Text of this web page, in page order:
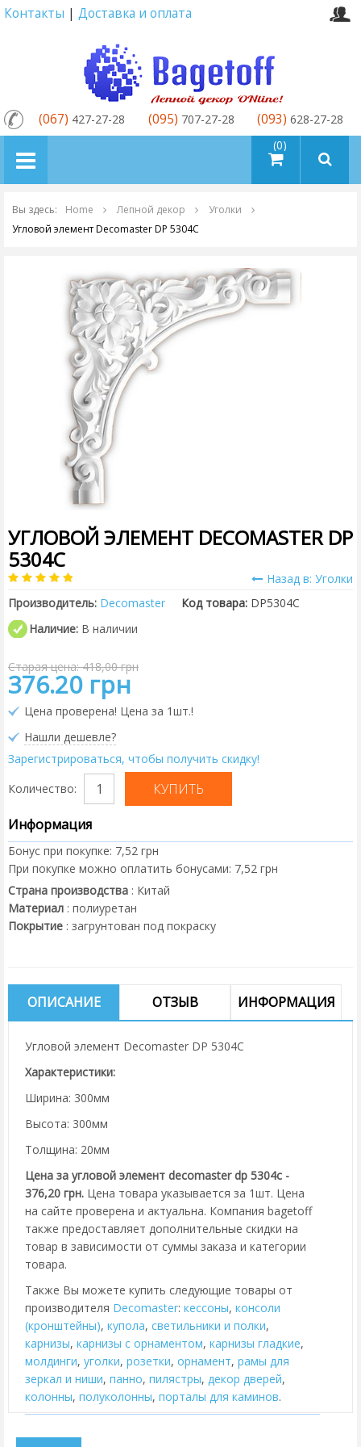
Контакты | Доставка и оплата
товаров (0)
(067) 427-27-28 (095) 707-27-28 (093) 628-27-28
Вы здесь: Home Лепной декор
Уголки
Угловой элемент Decomaster DP 5304C
УГЛОВОЙ ЭЛЕМЕНТ DECOMASTER DP
5304C
Назад в: Уголки
Производитель: Decomaster Код товара: DP5304C
Наличие: В наличии
Старая цена: 418,00 грн
376.20 грн
Цена проверена! Цена за 1шт.!
Нашли дешевле?
Зарегистрироваться, чтобы получить скидку!
Количество:
Информация
Бонус при покупке: 7,52 грн
При покупке можно оплатить бонусами: 7,52 грн
Страна производства : Китай
Материал : полиуретан
Покрытие : загрунтован под покраску
ОПИСАНИЕ ОТЗЫВ ИНФОРМАЦИЯ
Угловой элемент Decomaster DP 5304C
Характеристики:
Ширина: 300мм
Высота: 300мм
Толщина: 20мм
Цена за угловой элемент decomaster dp 5304c -
376,20 грн. Цена товара указывается за 1шт. Цена
на сайте проверена и актуальна. Компания bagetoff
также предоставляет дополнительные скидки на
товар в зависимости от суммы заказа и категории
товара.
Также Вы можете купить следующие товары от
производителя Decomaster: кессоны, консоли
(кронштейны), купола, cветильники и полки,
карнизы, карнизы с орнаментом, карнизы гладкие,
молдинги, уголки, розетки, орнамент, рамы для
зеркал и ниши, панно, пилястры, декор дверей,
колонны, полуколонны, порталы для каминов.